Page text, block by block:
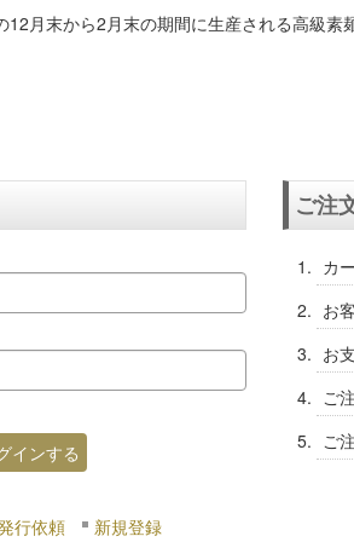
月末から2月末の期間に生産される高級素
行依頼 新規登録
ご注
カ
お
お
ご
ご